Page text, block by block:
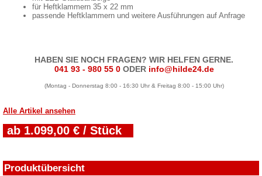
für Heftklammern 35 x 22 mm
passende Heftklammern und weitere Ausführungen auf Anfrage
HABEN SIE NOCH FRAGEN? WIR HELFEN GERNE.
041 93 - 980 55 0 ODER info@hilde24.de
(Montag - Donnerstag 8:00 - 16:30 Uhr & Freitag 8:00 - 15:00 Uhr)
Alle Artikel ansehen
ab 1.099,00 € / Stück
Produktübersicht